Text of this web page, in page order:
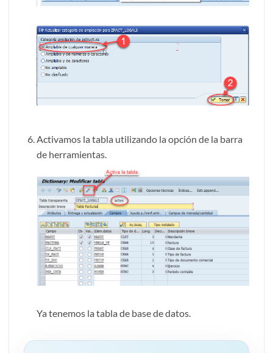
Activamos la tabla utilizando la opción de la barra
de herramientas.
Ya tenemos la tabla de base de datos.